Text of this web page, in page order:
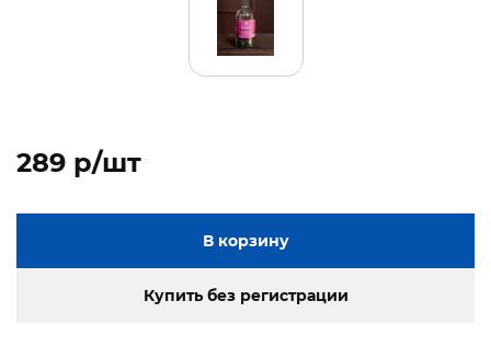
289 p/шт
В корзину
Купить без регистрации